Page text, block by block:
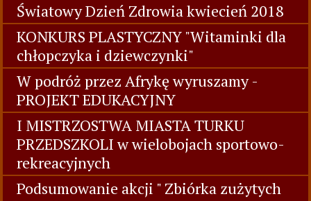
Światowy Dzień Zdrowia kwiecień 2018
KONKURS PLASTYCZNY "Witaminki dla
chłopczyka i dziewczynki"
W podróż przez Afrykę wyruszamy -
PROJEKT EDUKACYJNY
I MISTRZOSTWA MIASTA TURKU
PRZEDSZKOLI w wielobojach sportowo-
rekreacyjnych
Podsumowanie akcji " Zbiórka zużytych